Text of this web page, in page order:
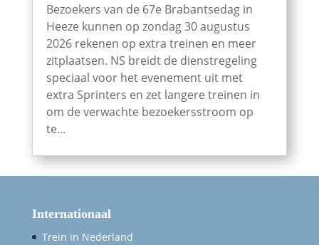
Bezoekers van de 67e Brabantsedag in
Heeze kunnen op zondag 30 augustus
2026 rekenen op extra treinen en meer
zitplaatsen. NS breidt de dienstregeling
speciaal voor het evenement uit met
extra Sprinters en zet langere treinen in
om de verwachte bezoekersstroom op
te...
Internationaal
Trein in Nederland